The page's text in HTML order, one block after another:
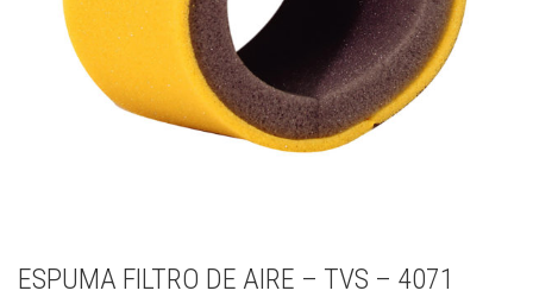
ESPUMA FILTRO DE AIRE – TVS – 4071